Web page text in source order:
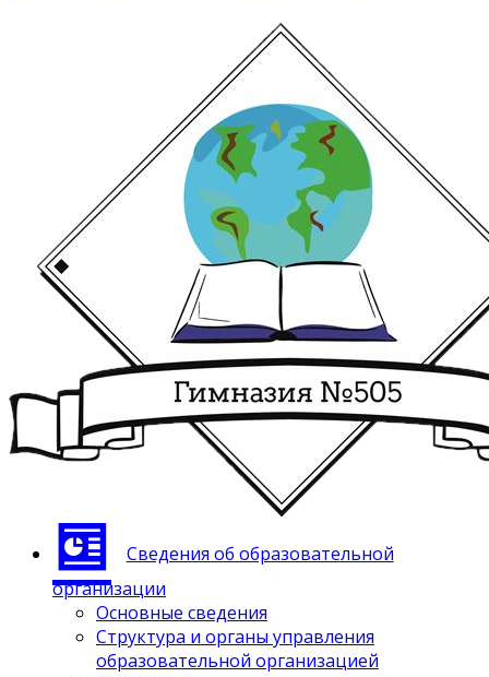
Сведения об образовательной
организации
Основные сведения
Структура и органы управления
образовательной организацией